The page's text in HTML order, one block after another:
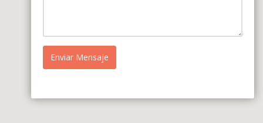
Enviar Mensaje